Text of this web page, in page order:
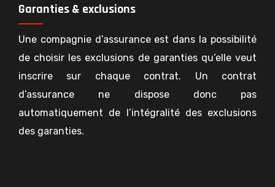
Garanties & exclusions
Une compagnie d’assurance est dans la possibilité
de choisir les exclusions de garanties qu’elle veut
inscrire sur chaque contrat. Un contrat
d’assurance ne dispose donc pas
automatiquement de l’intégralité des exclusions
des garanties.